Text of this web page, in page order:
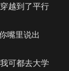
越到了平行
嘴里说出
可都去大学